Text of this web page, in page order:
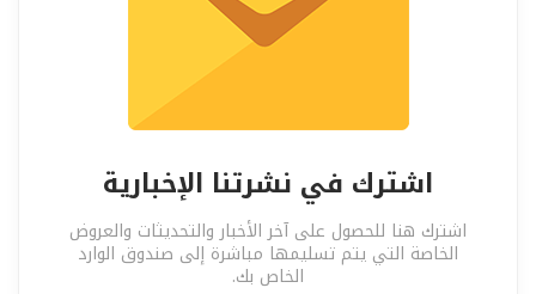
اشترك في نشرتنا الإخبارية
اشترك هنا للحصول على آخر الأخبار والتحديثات والعروض
الخاصة التي يتم تسليمها مباشرة إلى صندوق الوارد
الخاص بك.